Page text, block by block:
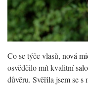
Co se týče vlasů, nová
osvědčilo mít kvalitní
důvěru. Svěřila jsem se